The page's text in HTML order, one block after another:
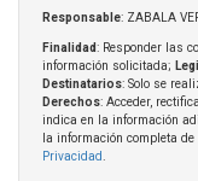
Responsable: ZABALA
Finalidad: Responder las
información solicitada;
Destinatarios: Solo se
Derechos: Acceder,
indica en la información
la información completa
Privacidad